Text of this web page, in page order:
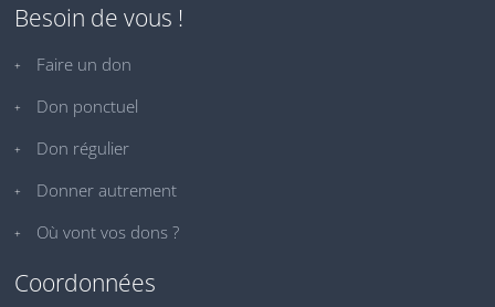
Besoin de vous !
Faire un don
Don ponctuel
Don régulier
Donner autrement
Où vont vos dons ?
Coordonnées